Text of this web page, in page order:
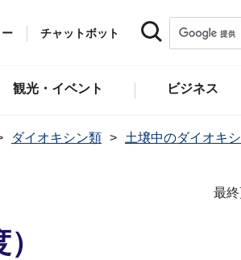
チャットボット
観光・イベント ビジネス
ダイオキシン類
土壌中のダイオキ
最